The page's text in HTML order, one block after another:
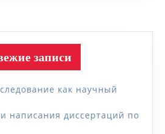
записи
как научный
написания диссертаций по